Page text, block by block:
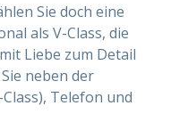
Sie doch eine
als V-Class, die
Liebe zum Detail
neben der
Telefon und